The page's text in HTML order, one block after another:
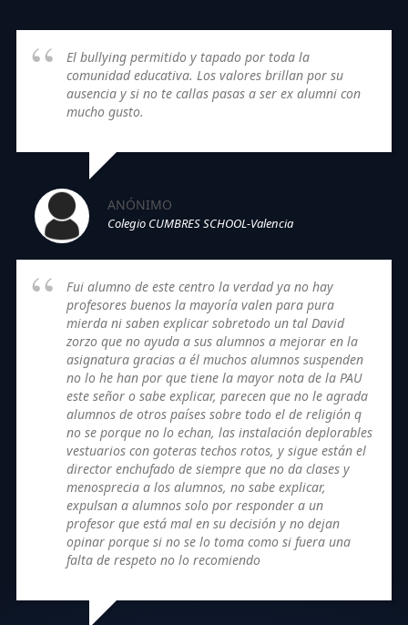
El bullying permitido y tapado por toda la
comunidad educativa. Los valores brillan por su
ausencia y si no te callas pasas a ser ex alumni con
mucho gusto.
ANÓNIMO
Colegio CUMBRES SCHOOL-Valencia
Fui alumno de este centro la verdad ya no hay
profesores buenos la mayoría valen para pura
mierda ni saben explicar sobretodo un tal David
zorzo que no ayuda a sus alumnos a mejorar en la
asignatura gracias a él muchos alumnos suspenden
no lo he han por que tiene la mayor nota de la PAU
este señor o sabe explicar, parecen que no le agrada
alumnos de otros países sobre todo el de religión q
no se porque no lo echan, las instalación deplorables
vestuarios con goteras techos rotos, y sigue están el
director enchufado de siempre que no da clases y
menosprecia a los alumnos, no sabe explicar,
expulsan a alumnos solo por responder a un
profesor que está mal en su decisión y no dejan
opinar porque si no se lo toma como si fuera una
falta de respeto no lo recomiendo